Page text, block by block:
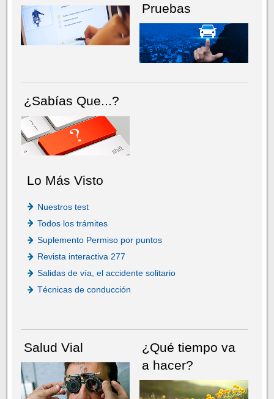
Pruebas
¿Sabías Que...?
Lo Más Visto
Nuestros test
Todos los trámites
Suplemento Permiso por puntos
Revista interactiva 277
Salidas de vía, el accidente solitario
Técnicas de conducción
Salud Vial
¿Qué tiempo va
a hacer?